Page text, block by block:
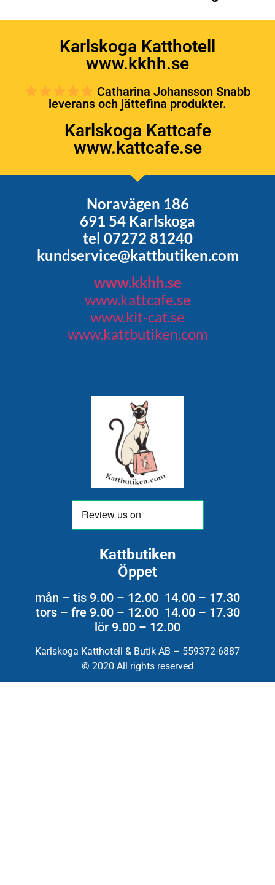
Karlskoga Katthotell
www.kkhh.se
Catharina Johansson Snabb
leverans och jättefina produkter.
Karlskoga Kattcafe
www.kattcafe.se
Noravägen 186
691 54 Karlskoga
tel 07272 81240
kundservice@kattbutiken.com
www.kkhh.se
www.kattcafe.se
www.kit-cat.se
www.kattbutiken.com
Kattbutiken
Öppet
mån – tis 9.00 – 12.00 14.00 – 17.30
tors – fre 9.00 – 12.00 14.00 – 17.30
lör 9.00 – 12.00
Karlskoga Katthotell & Butik AB – 559372-6887
© 2020 All rights reserved